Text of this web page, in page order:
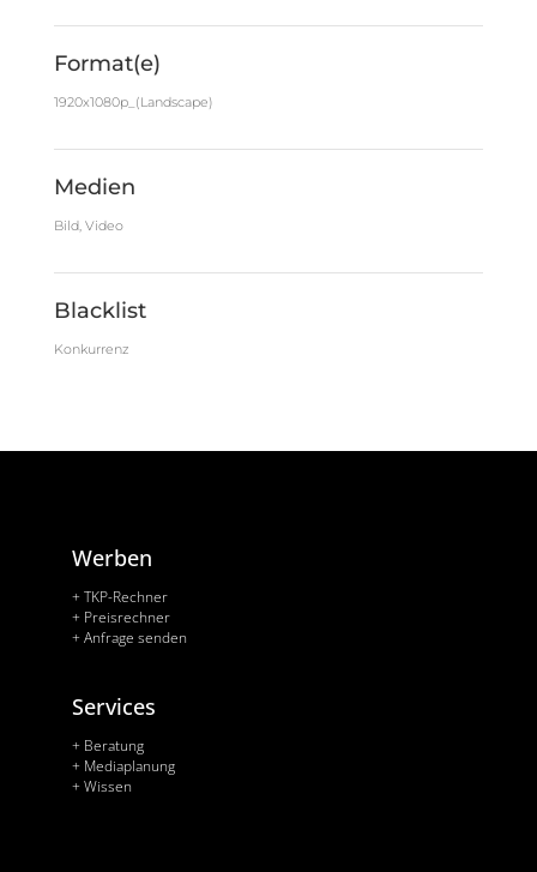
Format(e)
1920x1080p_(Landscape)
Medien
Bild, Video
Blacklist
Konkurrenz
Werben
+ TKP-Rechner
+ Preisrechner
+ Anfrage senden
Services
+ Beratung
+ Mediaplanung
+ Wissen